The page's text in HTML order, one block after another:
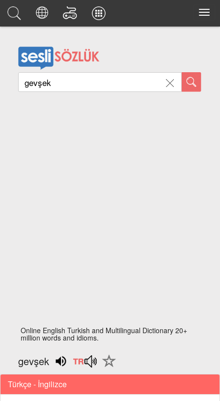
Online English Turkish and Multilingual Dictionary 20+
million words and idioms.
gevşek
Türkçe - İngilizce